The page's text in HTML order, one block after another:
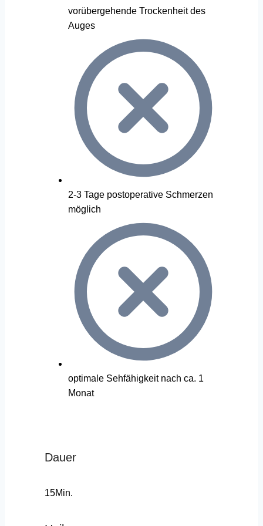
vorübergehende Trockenheit des
Auges
2-3 Tage postoperative Schmerzen
möglich
optimale Sehfähigkeit nach ca. 1
Monat
Dauer
15Min.